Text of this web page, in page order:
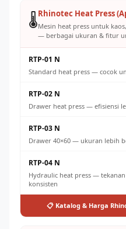
🌡️Rhinotec Heat Press
Mesin heat press untuk
— berbagai ukuran & fitur
RTP-01 N
Standard heat press — cocok
RTP-02 N
Drawer heat press — efisiensi
RTP-03 N
Drawer 40×60 — ukuran lebih
RTP-04 N
Hydraulic heat press —
konsisten
📋 Katalog & Harga